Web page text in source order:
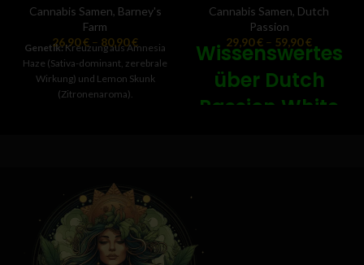
Cannabis Samen, Barney's
Farm
26,90€ – 80,90€
Genetik:Kreuzung aus Amnesia
Haze (Sativa-dominant, zerebrale
Wirkung) und Lemon Skunk
(Zitronenaroma).
angenehm erfrischend im Abgang.
Cannabis Samen, Dutch
Passion
29,90€ – 59,90€
Wissenswertes
über Dutch
Passion White